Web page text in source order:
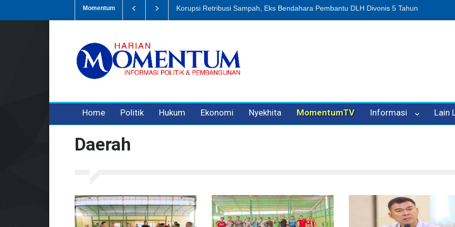
Momentum Dugaan Penipuan Oleh Oknum Kadis, Kuasa Hukum Pelapor Desak Polisi Tetapkan P-
Home Politik Hukum Ekonomi Nyekhita MomentumTV Informasi Lain
Daerah